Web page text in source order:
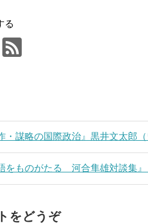
る
・謀略の国際政治』黒井文太郎（
をものがたる 河合隼雄対談集』
をどうぞ